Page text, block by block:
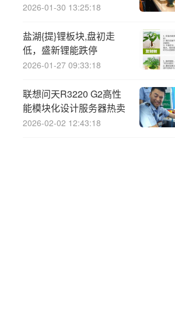
2026-01-30 13:25:18
盐湖{提}锂板块,盘初走
低，盛新锂能跌停
2026-01-27 09:33:18
联想问天R3220 G2高性
能模块化设计服务器热卖
2026-02-02 12:43:18